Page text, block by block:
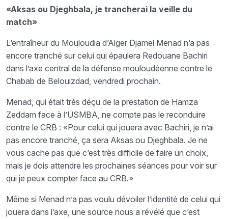
«Aksas ou Djeghbala, je trancherai la veille du
match»
L’entraîneur du Mouloudia d’Alger Djamel Menad n’a pas
encore tranché sur celui qui épaulera Redouane Bachiri
dans l’axe central de la défense mouloudéenne contre le
Chabab de Belouizdad, vendredi prochain.
Menad, qui était très déçu de la prestation de Hamza
Zeddam face à l’USMBA, ne compte pas le reconduire
contre le CRB : «Pour celui qui jouera avec Bachiri, je n’ai
pas encore tranché, ça sera Aksas ou Djeghbala. Je ne
vous cache pas que c’est très difficile de faire un choix,
mais je dois attendre les prochaines séances pour voir sur
qui je peux compter face au CRB.»
Même si Menad n’a pas voulu dévoiler l’identité de celui qui
jouera dans l’axe, une source nous a révélé que c’est